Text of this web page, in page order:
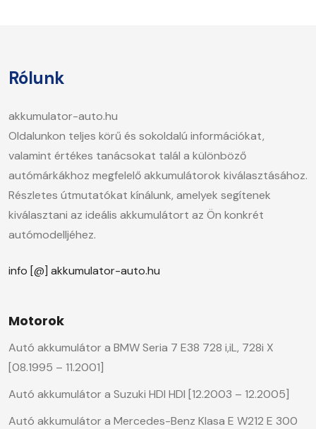
Rólunk
akkumulator-auto.hu
Oldalunkon teljes körű és sokoldalú információkat,
valamint értékes tanácsokat talál a különböző
autómárkákhoz megfelelő akkumulátorok kiválasztásához.
Részletes útmutatókat kínálunk, amelyek segítenek
kiválasztani az ideális akkumulátort az Ön konkrét
autómodelljéhez.
info [@] akkumulator-auto.hu
Motorok
Autó akkumulátor a BMW Seria 7 E38 728 i,iL, 728i X
[08.1995 – 11.2001]
Autó akkumulátor a Suzuki HDI HDI [12.2003 – 12.2005]
Autó akkumulátor a Mercedes-Benz Klasa E W212 E 300